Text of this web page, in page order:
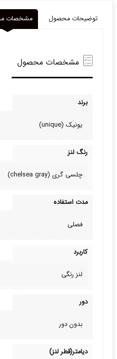
توضیحات محصول مشخصات محصول
مشخصات محصول
برند
یونیک (unique)
رنگ لنز
چلسی گری (chelsea gray)
مدت استفاده
فصلی
کاربرد
لنز رنگی
دور
بدون دور
دیامتر(قطر لنز)